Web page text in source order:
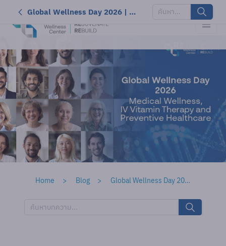
Global Wellness Day 2026 | Wellness Clinic & Preventive Healthcare ระดับสากล
Home Blog Global Wellness Day 2026 | Wellness Clinic & Preventive Healthcare ระดับสากล